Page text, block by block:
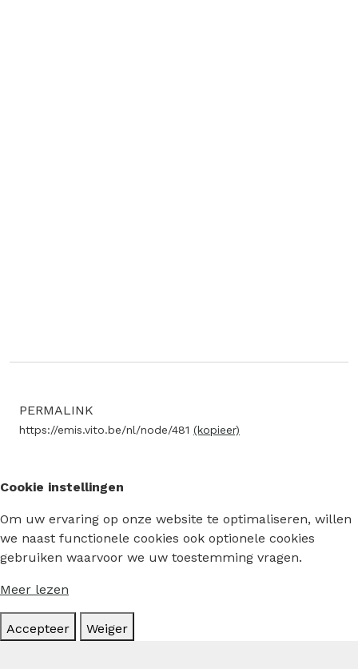
PERMALINK
https://emis.vito.be/nl/node/481 (kopieer)
Cookie instellingen
Om uw ervaring op onze website te optimaliseren, willen
we naast functionele cookies ook optionele cookies
gebruiken waarvoor we uw toestemming vragen.
Meer lezen
Accepteer Weiger